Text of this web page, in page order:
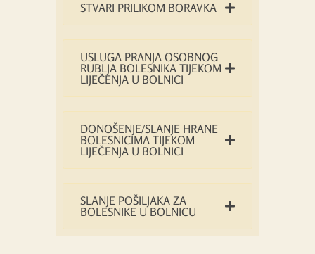
STVARI PRILIKOM BORAVKA
USLUGA PRANJA OSOBNOG
RUBLJA BOLESNIKA TIJEKOM
LIJEČENJA U BOLNICI
DONOŠENJE/SLANJE HRANE
BOLESNICIMA TIJEKOM
LIJEČENJA U BOLNICI
SLANJE POŠILJAKA ZA
BOLESNIKE U BOLNICU